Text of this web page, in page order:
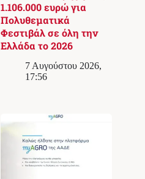
1.106.000 ευρώ για
Πολυθεματικά
Φεστιβάλ σε όλη την
Ελλάδα το 2026
7 Αυγούστου 2026,
17:56